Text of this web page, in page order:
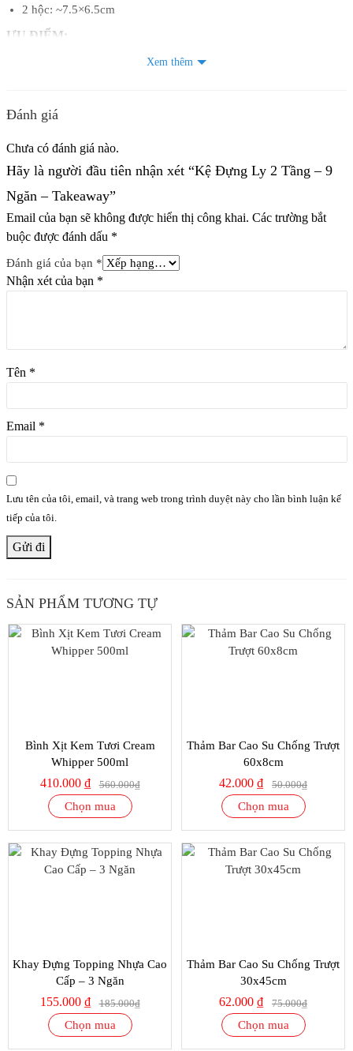
2 hộc: ~7.5×6.5cm
ƯU ĐIỂM:
cà phê thêm gọn gàng đẹp mắt
Tiết kiệm không gian: Thiết kế 2 tầng với 9 ngăn, phù hợp để
đựng ly, muỗng và ống hút – giấy
Sử dụng linh hoạt: Dùng trong phòng bếp hoặc để trữ trong khôn
g gian cà take away
CHÍNH SÁCH MUA HÀNG
Mua sản phẩm với số lượng lớn vui lòng liên hệ shop để nhận
Cam kết hàng chính hãng
Trường hợp đổi trả lỗi do shop: Phí vận chuyển do shop thanh
🏪Công ty TNHH Thiết Bị Vạn Hồng Phát
Showrom:95 Đường số 2A, P. Bình Hưng Hòa B, Q. Bình Tân,
Đường dây nóng:
Xem thêm
Đánh giá
Chưa có đánh giá nào.
Hãy là người đầu tiên nhận xét “Kệ Đựng Ly 2 Tầng – 9
Ngăn – Takeaway”
Email của bạn sẽ không được hiển thị công khai. Các trường bắt
buộc được đánh dấu *
Đánh giá của bạn *
Nhận xét của bạn *
Tên *
Email *
Lưu tên của tôi, email, và trang web trong trình duyệt này cho lần bình luận kế
tiếp của tôi.
SẢN PHẨM TƯƠNG TỰ
Bình Xịt Kem Tươi Cream
Whipper 500ml
410.000 ₫ 560.000₫
SALE
Chọn mua
Thảm Bar Cao Su Chống Trượt
60x8cm
42.000 ₫ 50.000₫
SALE
Chọn mua
Khay Đựng Topping Nhựa Cao
Cấp – 3 Ngăn
155.000 ₫ 185.000₫
SALE
Chọn mua
Thảm Bar Cao Su Chống Trượt
30x45cm
62.000 ₫ 75.000₫
SALE
Chọn mua